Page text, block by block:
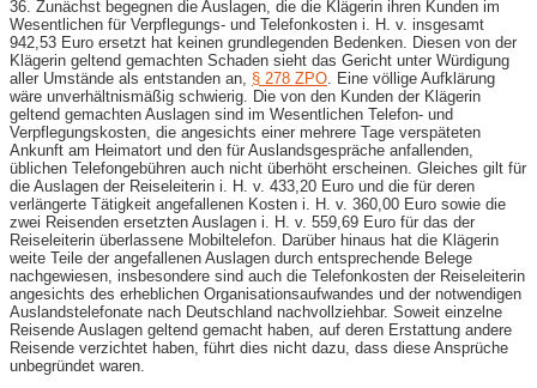
36. Zunächst begegnen die Auslagen, die die Klägerin ihren Kunden im
Wesentlichen für Verpflegungs- und Telefonkosten i. H. v. insgesamt
942,53 Euro ersetzt hat keinen grundlegenden Bedenken. Diesen von der
Klägerin geltend gemachten Schaden sieht das Gericht unter Würdigung
aller Umstände als entstanden an, § 278 ZPO . Eine völlige Aufklärung
wäre unverhältnismäßig schwierig. Die von den Kunden der Klägerin
geltend gemachten Auslagen sind im Wesentlichen Telefon- und
Verpflegungskosten, die angesichts einer mehrere Tage verspäteten
Ankunft am Heimatort und den für Auslandsgespräche anfallenden,
üblichen Telefongebühren auch nicht überhöht erscheinen. Gleiches gilt für
die Auslagen der Reiseleiterin i. H. v. 433,20 Euro und die für deren
verlängerte Tätigkeit angefallenen Kosten i. H. v. 360,00 Euro sowie die
zwei Reisenden ersetzten Auslagen i. H. v. 559,69 Euro für das der
Reiseleiterin überlassene Mobiltelefon. Darüber hinaus hat die Klägerin
weite Teile der angefallenen Auslagen durch entsprechende Belege
nachgewiesen, insbesondere sind auch die Telefonkosten der Reiseleiterin
angesichts des erheblichen Organisationsaufwandes und der notwendigen
Auslandstelefonate nach Deutschland nachvollziehbar. Soweit einzelne
Reisende Auslagen geltend gemacht haben, auf deren Erstattung andere
Reisende verzichtet haben, führt dies nicht dazu, dass diese Ansprüche
unbegründet waren.